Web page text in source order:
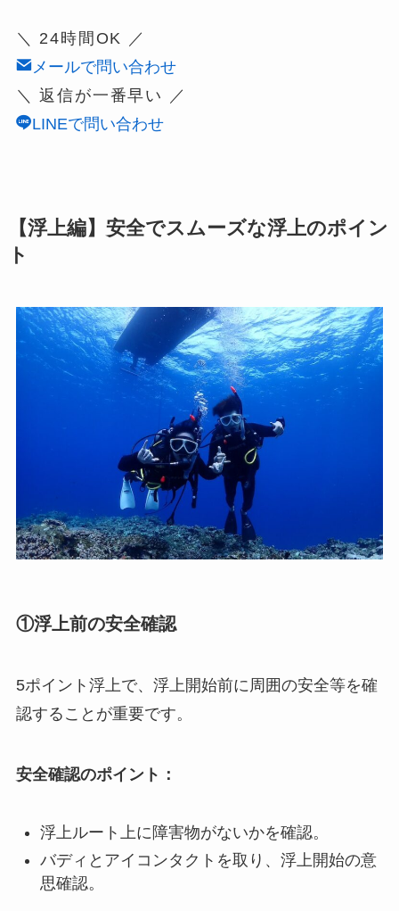
＼ 24時間OK ／
メールで問い合わせ
＼ 返信が一番早い ／
LINEで問い合わせ
【浮上編】安全でスムーズな浮上のポイン
ト
①浮上前の安全確認
5ポイント浮上で、浮上開始前に周囲の安全等を確
認することが重要です。
安全確認のポイント：
浮上ルート上に障害物がないかを確認。
バディとアイコンタクトを取り、浮上開始の意
思確認。